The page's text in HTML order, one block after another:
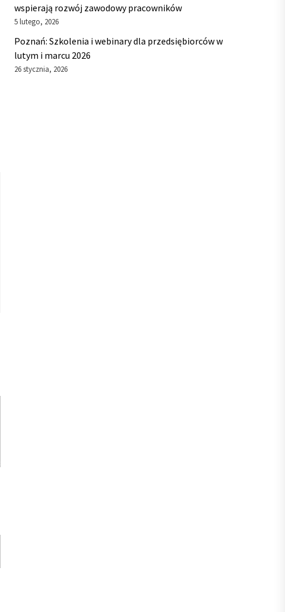
wspierają rozwój zawodowy pracowników
5 lutego, 2026
Poznań: Szkolenia i webinary dla przedsiębiorców w
lutym i marcu 2026
26 stycznia, 2026